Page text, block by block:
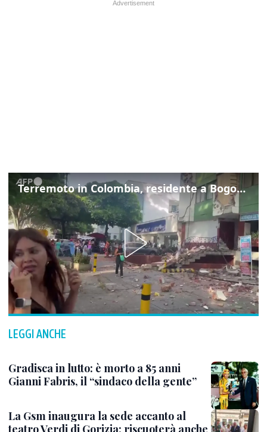
Terremoto in Colombia, residente a Bogotà: "Ha cominciato a tremare e non smetteva"
LEGGI ANCHE
Gradisca in lutto: è morto a 85 anni
Gianni Fabris, il “sindaco della gente”
La Gsm inaugura la sede accanto al
teatro Verdi di Gorizia: riscuoterà anche